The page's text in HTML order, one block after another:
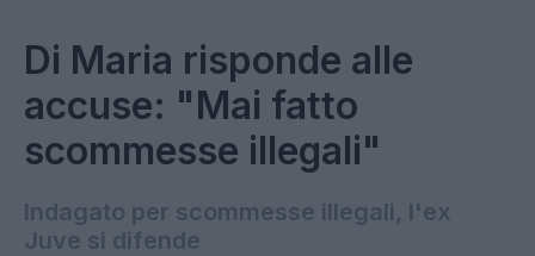
Di Maria risponde alle
accuse: "Mai fatto
scommesse illegali"
Indagato per scommesse illegali, l'ex
Juve si difende